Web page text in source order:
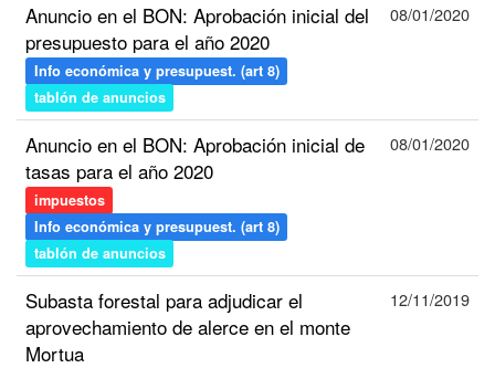
Anuncio en el BON: Aprobación inicial del
presupuesto para el año 2020
Info económica y presupuest. (art 8)
tablón de anuncios
08/01/2020
Anuncio en el BON: Aprobación inicial de
tasas para el año 2020
impuestos
Info económica y presupuest. (art 8)
tablón de anuncios
08/01/2020
Subasta forestal para adjudicar el
aprovechamiento de alerce en el monte
Mortua
12/11/2019